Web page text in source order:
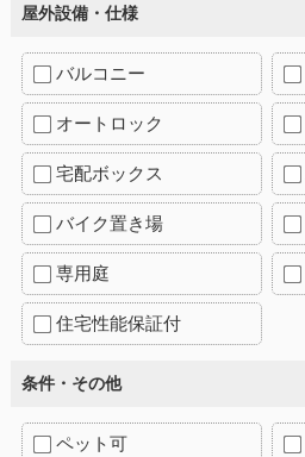
屋外設備・仕様
バルコニー
オートロック
宅配ボックス
バイク置き場
専用庭
住宅性能保証付
条件・その他
ペット可